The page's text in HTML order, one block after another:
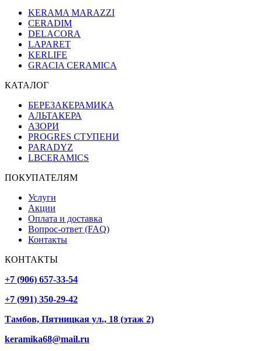
KERAMA MARAZZI
CERADIM
DELACORA
LAPARET
KERLIFE
GRACIA CERAMICA
КАТАЛОГ
БЕРЕЗАКЕРАМИКА
АЛЬТАКЕРА
АЗОРИ
PROGRES СТУПЕНИ
PARADYZ
LBCERAMICS
ПОКУПАТЕЛЯМ
Услуги
Акции
Оплата и доставка
Вопрос-ответ (FAQ)
Контакты
КОНТАКТЫ
+7 (906) 657-33-54
+7 (991) 350-29-42
Тамбов, Пятницкая ул., 18 (этаж 2)
keramika68@mail.ru